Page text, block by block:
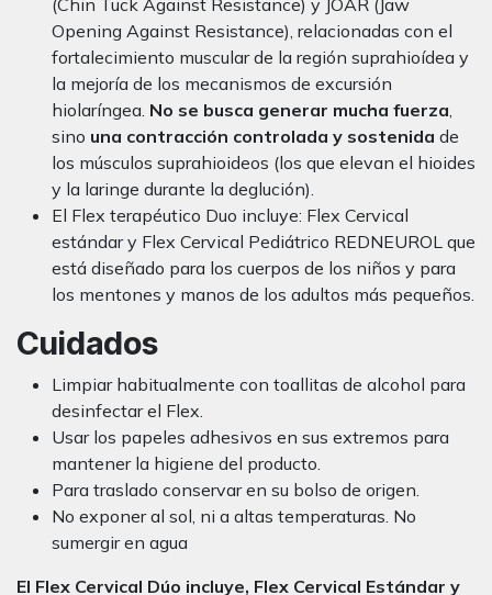
(Chin Tuck Against Resistance) y JOAR (Jaw
Opening Against Resistance), relacionadas con el
fortalecimiento muscular de la región suprahioídea y
la mejoría de los mecanismos de excursión
hiolaríngea. No se busca generar mucha fuerza,
sino una contracción controlada y sostenida de
los músculos suprahioideos (los que elevan el hioides
y la laringe durante la deglución).
El Flex terapéutico Duo incluye: Flex Cervical
estándar y Flex Cervical Pediátrico REDNEUROL que
está diseñado para los cuerpos de los niños y para
los mentones y manos de los adultos más pequeños.
Cuidados
Limpiar habitualmente con toallitas de alcohol para
desinfectar el Flex.
Usar los papeles adhesivos en sus extremos para
mantener la higiene del producto.
Para traslado conservar en su bolso de origen.
No exponer al sol, ni a altas temperaturas. No
sumergir en agua
El Flex Cervical Dúo incluye, Flex Cervical Estándar y